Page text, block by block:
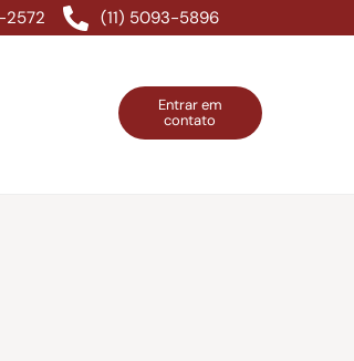
2572 (11) 5093-5896
Entrar em
contato